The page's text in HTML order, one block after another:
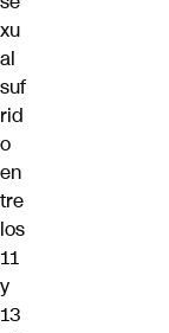
xu
al
suf
rid
o
en
tre
los
11
y
13